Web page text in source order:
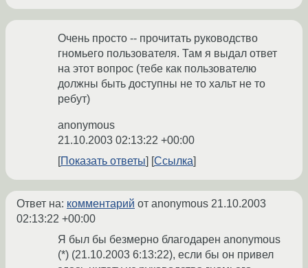
Очень просто -- прочитать руководство
гномьего пользователя. Там я выдал ответ
на этот вопрос (тебе как пользователю
должны быть доступны не то хальт не то
ребут)
anonymous
21.10.2003 02:13:22 +00:00
Показать ответы
Ссылка
Ответ на: комментарий от anonymous 21.10.2003
02:13:22 +00:00
Я был бы безмерно благодарен anonymous
(*) (21.10.2003 6:13:22), если бы он привел